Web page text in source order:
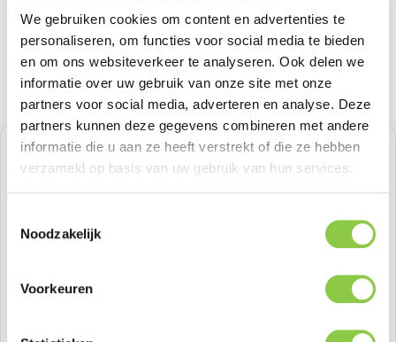
We gebruiken cookies om content en advertenties te
personaliseren, om functies voor social media te bieden
en om ons websiteverkeer te analyseren. Ook delen we
informatie over uw gebruik van onze site met onze
partners voor social media, adverteren en analyse. Deze
partners kunnen deze gegevens combineren met andere
informatie die u aan ze heeft verstrekt of die ze hebben
verzameld op basis van uw gebruik van hun services.
Noodzakelijk
Voorkeuren
Normale prijs:
€ 24,79
Producthoeveelheid: Voer de
Productnummer:
Voorraad: >100